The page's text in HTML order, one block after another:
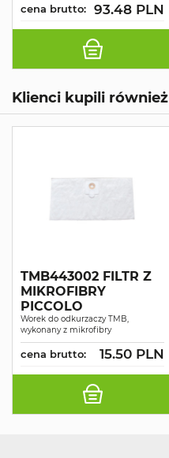
cena brutto: 93.48 PLN
Klienci kupili również
TMB443002 FILTR Z
MIKROFIBRY
PICCOLO
Worek do odkurzaczy TMB,
wykonany z mikrofibry
cena brutto: 15.50 PLN